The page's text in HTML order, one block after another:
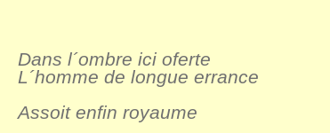
Dans l´ombre ici oferte
L´homme de longue errance
Assoit enfin royaume